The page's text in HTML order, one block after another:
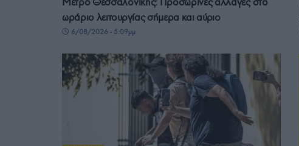
ωράριο λειτουργίας σήμερα και αύριο
6/08/2026 - 5:09μμ